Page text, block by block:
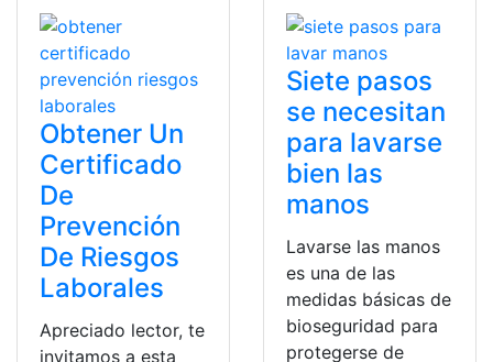
Obtener Un
Certificado
De
Prevención
De Riesgos
Laborales
Apreciado lector, te
invitamos a esta
Siete pasos
se necesitan
para lavarse
bien las
manos
Lavarse las manos
es una de las
medidas básicas de
bioseguridad para
protegerse de